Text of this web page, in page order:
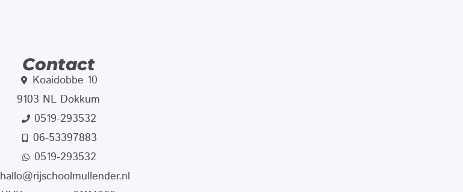
Contact
Koaidobbe 10
9103 NL Dokkum
0519-293532
06-53397883
0519-293532
hallo@rijschoolmullender.nl